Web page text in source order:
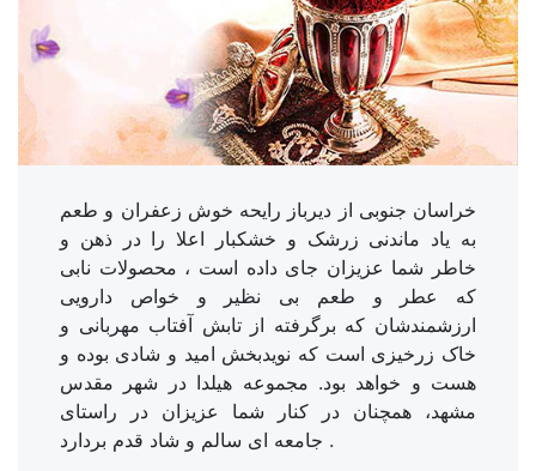
خراسان جنوبی از دیرباز رایحه خوش زعفران و طعم
به یاد ماندنی زرشک و خشکبار اعلا را در ذهن و
خاطر شما عزیزان جای داده است ، محصولات نابی
که عطر و طعم بی نظیر و خواص دارویی
ارزشمندشان که برگرفته از تابش آفتاب مهربانی و
خاک زرخیزی است که نویدبخش امید و شادی بوده و
هست و خواهد بود. مجموعه هیلدا در شهر مقدس
مشهد، همچنان در کنار شما عزیزان در راستای
جامعه ای سالم و شاد قدم بردارد .